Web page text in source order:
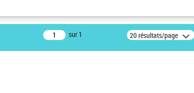
sur 1 20 résultats/page